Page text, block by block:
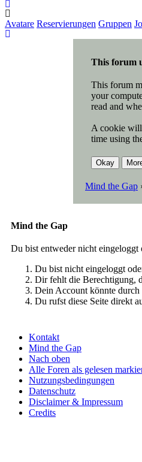
Avatare Reservierungen Gruppen
This forum
This forum
your
read and
A cookie will
time using
Mind the Gap
Mind the Gap
Du bist entweder nicht eingeloggt
Du bist nicht eingeloggt
Dir fehlt die Berechtigung,
Dein Account könnte
Du rufst diese Seite direkt
Kontakt
Mind the Gap
Nach oben
Alle Foren als gelesen
Nutzungsbedingungen
Datenschutz
Disclaimer & Impressum
Credits